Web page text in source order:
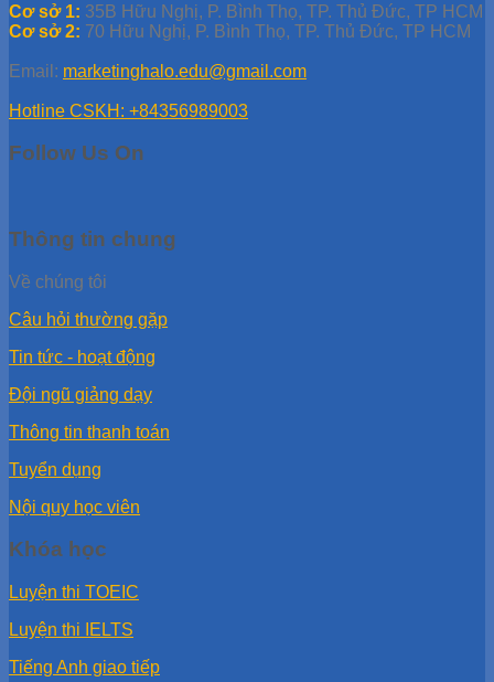
Cơ sở 1: 35B Hữu Nghị, P. Bình Thọ, TP. Thủ Đức, TP HCM
Cơ sở 2: 70 Hữu Nghị, P. Bình Thọ, TP. Thủ Đức, TP HCM
Email: marketinghalo.edu@gmail.com
Hotline CSKH: +84356989003
Follow Us On
Thông tin chung
Về chúng tôi
Câu hỏi thường gặp
Tin tức - hoạt động
Đội ngũ giảng dạy
Thông tin thanh toán
Tuyển dụng
Nội quy học viên
Khóa học
Luyện thi TOEIC
Luyện thi IELTS
Tiếng Anh giao tiếp